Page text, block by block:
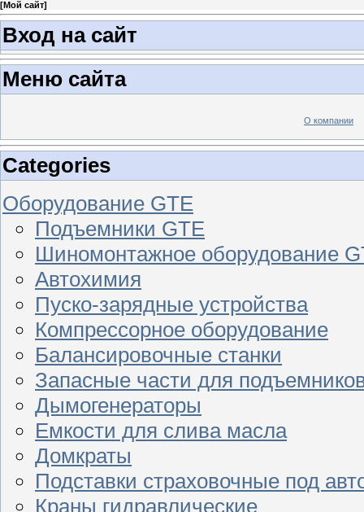
[Мой сайт]
Вход на сайт
Меню сайта
О компании
Categories
Оборудование GTE
Подъемники GTE
Шиномонтажное оборудование
Автохимия
Пуско-зарядные устройства
Компрессорное оборудование
Балансировочные станки
Запасные части для
Дымогенераторы
Емкости для слива масла
Домкраты
Подставки страховочные под
Краны гидравлические